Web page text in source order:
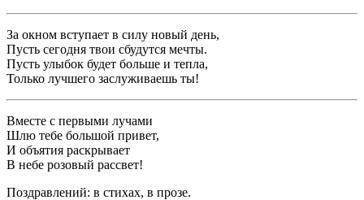
За окном вступает в силу новый день,
Пусть сегодня твои сбудутся мечты.
Пусть улыбок будет больше и тепла,
Только лучшего заслуживаешь ты!
Вместе с первыми лучами
Шлю тебе большой привет,
И объятия раскрывает
В небе розовый рассвет!
Поздравлений: в стихах, в прозе.